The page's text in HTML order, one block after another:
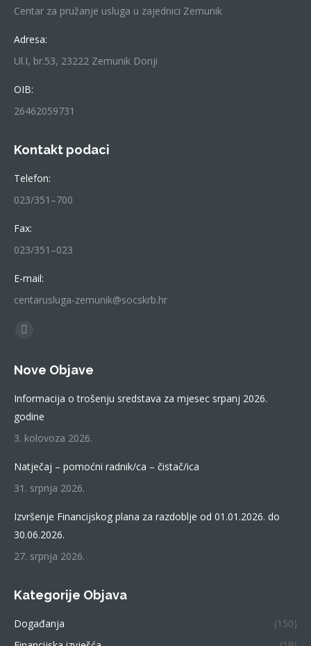
Centar za pružanje usluga u zajednici Zemunik
Adresa:
Ul.I, br.53, 23222 Zemunik Donji
OIB:
26462059731
Kontakt podaci
Telefon:
023/351–700
Fax:
023/351–023
E-mail:
centarusluga-zemunik@socskrb.hr
Find us on:
Facebook
opens
in
new
Nove Objave
Informacija o trošenju sredstava za mjesec srpanj 2026.
godine
3. kolovoza 2026.
Natječaj – pomoćni radnik/ca – čistač/ica
31. srpnja 2026.
Izvršenje Financijskog plana za razdoblje od 01.01.2026. do
30.06.2026.
27. srpnja 2026.
Kategorije Objava
Događanja
(150)